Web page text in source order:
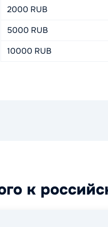
2000 RUB
5000 RUB
10000 RUB
к